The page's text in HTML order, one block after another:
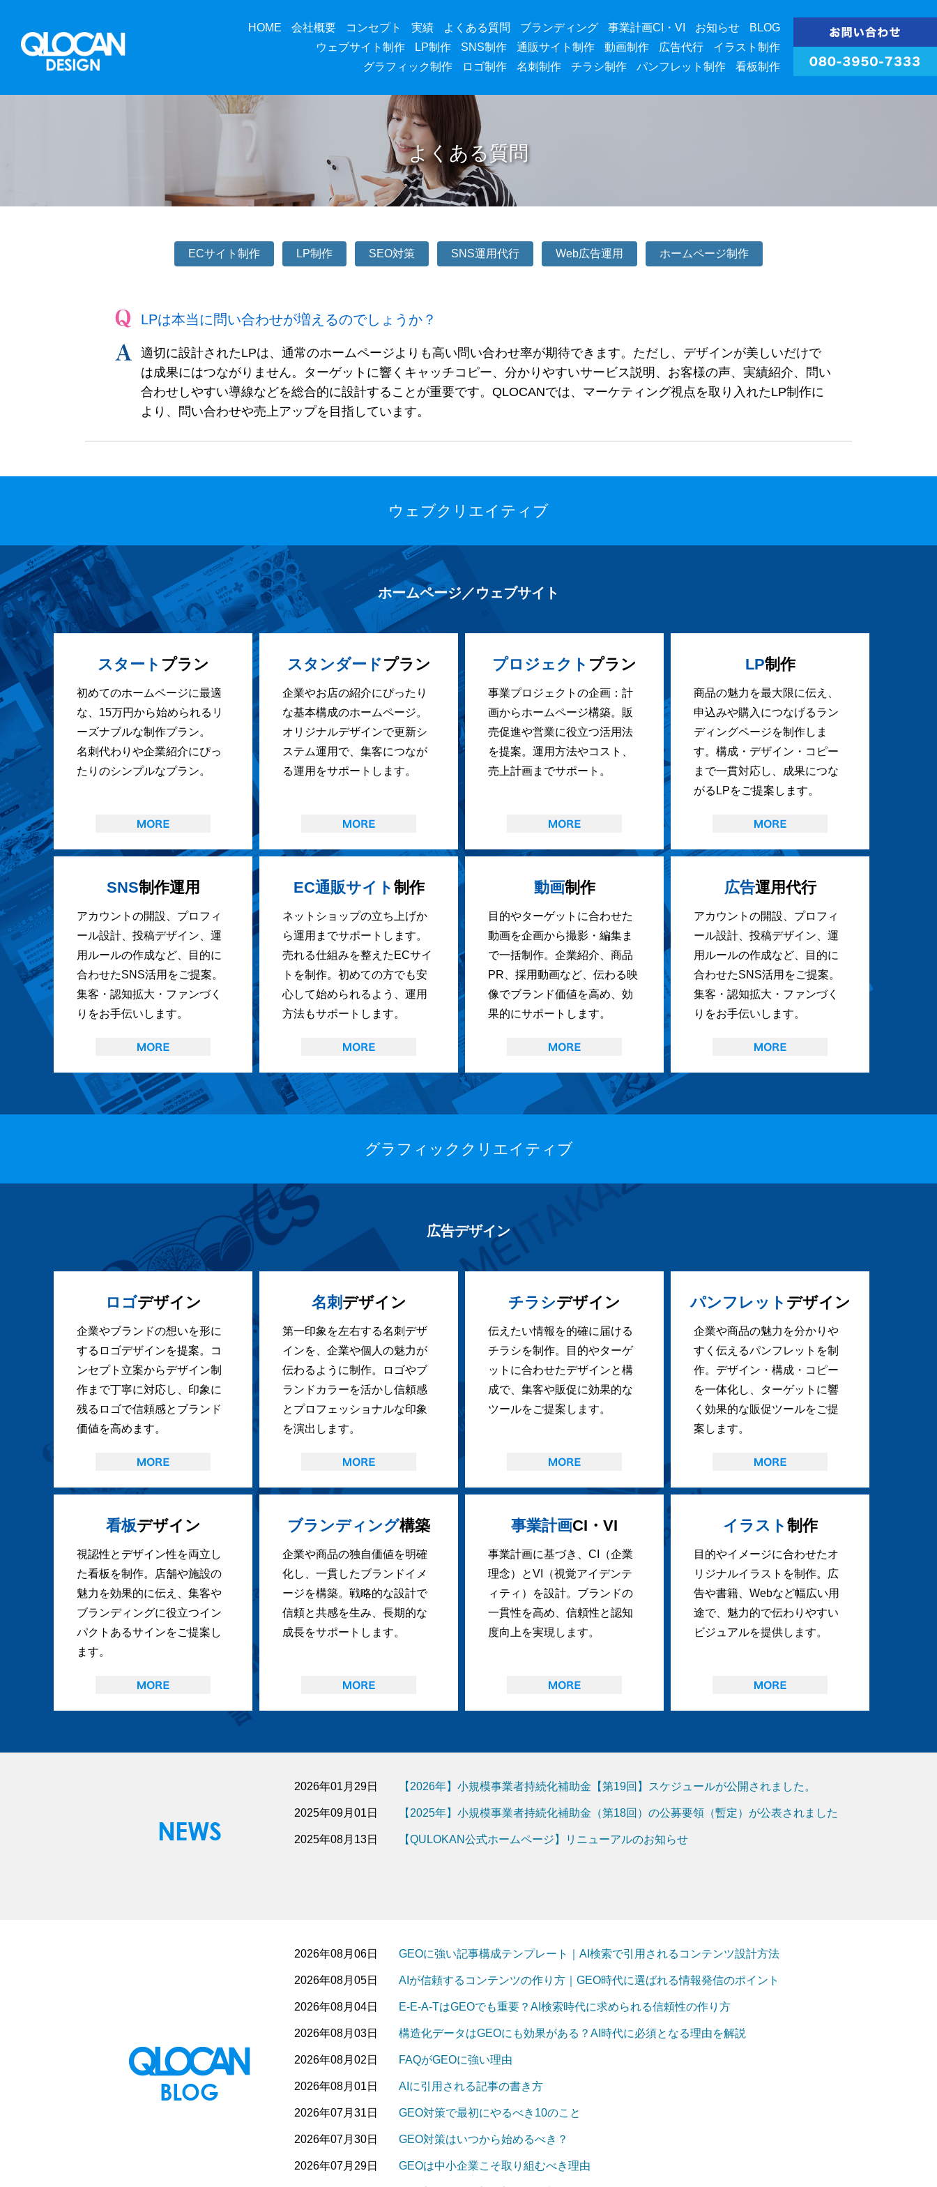
HOME 会社概要 コンセプト 実績 よくある質問 ブランディング 事業計画CI・VI お知らせ
BLOG
ウェブサイト制作
LP制作 SNS制作 通販サイト制作 動画制作 広告代行
イラスト制作
グラフィック制作
ロゴ制作 名刺制作 チラシ制作 パンフレット制作 看板制作
よくある質問
ECサイト制作 LP制作 SEO対策 SNS運用代行 Web広告運用 ホームページ制作
LPは本当に問い合わせが増えるのでしょうか？
適切に設計されたLPは、通常のホームページよりも高い問い合わせ率が期待できます。ただし、デザインが美しいだけで
は成果にはつながりません。ターゲットに響くキャッチコピー、分かりやすいサービス説明、お客様の声、実績紹介、問い
合わせしやすい導線などを総合的に設計することが重要です。QLOCANでは、マーケティング視点を取り入れたLP制作に
より、問い合わせや売上アップを目指しています。
ウェブクリエイティブ
ホームページ／ウェブサイト
スタート プラン
初めてのホームページに最適
な、15万円から始められるリ
ーズナブルな制作プラン。
名刺代わりや企業紹介にぴっ
たりのシンプルなプラン。
スタンダードプラン
企業やお店の紹介にぴったり
な基本構成のホームページ。
オリジナルデザインで更新シ
ステム運用で、集客につなが
る運用をサポートします。
プロジェクト プラン
事業プロジェクトの企画：計
画からホームページ構築。販
売促進や営業に役立つ活用法
を提案。運用方法やコスト、
売上計画までサポート。
LP制作
商品の魅力を最大限に伝え、
申込みや購入につなげるラン
ディングページを制作しま
す。構成・デザイン・コピー
まで一貫対応し、成果につな
がるLPをご提案します。
SNS制作運用
アカウントの開設、プロフィ
ール設計、投稿デザイン、運
用ルールの作成など、目的に
合わせたSNS活用をご提案。
集客・認知拡大・ファンづく
りをお手伝いします。
EC通販サイト 制作
ネットショップの立ち上げか
ら運用までサポートします。
売れる仕組みを整えたECサイ
トを制作。初めての方でも安
心して始められるよう、運用
方法もサポートします。
動画制作
目的やターゲットに合わせた
動画を企画から撮影・編集ま
で一括制作。企業紹介、商品
PR、採用動画など、伝わる映
像でブランド価値を高め、効
果的にサポートします。
広告運用代行
アカウントの開設、プロフィ
ール設計、投稿デザイン、運
用ルールの作成など、目的に
合わせたSNS活用をご提案。
集客・認知拡大・ファンづく
りをお手伝いします。
グラフィッククリエイティブ
広告デザイン
ロゴデザイン
企業やブランドの想いを形に
するロゴデザインを提案。コ
ンセプト立案からデザイン制
作まで丁寧に対応し、印象に
残るロゴで信頼感とブランド
価値を高めます。
名刺 デザイン
第一印象を左右する名刺デザ
インを、企業や個人の魅力が
伝わるように制作。ロゴやブ
ランドカラーを活かし信頼感
とプロフェッショナルな印象
を演出します。
チラシデザイン
伝えたい情報を的確に届ける
チラシを制作。目的やターゲ
ットに合わせたデザインと構
成で、集客や販促に効果的な
ツールをご提案します。
パンフレット デザイン
企業や商品の魅力を分かりや
すく伝えるパンフレットを制
作。デザイン・構成・コピー
を一体化し、ターゲットに響
く効果的な販促ツールをご提
案します。
看板デザイン
視認性とデザイン性を両立し
た看板を制作。店舗や施設の
魅力を効果的に伝え、集客や
ブランディングに役立つイン
パクトあるサインをご提案し
ます。
ブランディング構築
企業や商品の独自価値を明確
化し、一貫したブランドイメ
ージを構築。戦略的な設計で
信頼と共感を生み、長期的な
成長をサポートします。
事業計画CI・VI
事業計画に基づき、CI（企業
理念）とVI（視覚アイデンテ
ィティ）を設計。ブランドの
一貫性を高め、信頼性と認知
度向上を実現します。
イラスト 制作
目的やイメージに合わせたオ
リジナルイラストを制作。広
告や書籍、Webなど幅広い用
途で、魅力的で伝わりやすい
ビジュアルを提供します。
2026年01月29日 【2026年】小規模事業者持続化補助金【第19回】スケジュールが公開されました。
2025年09月01日 【2025年】小規模事業者持続化補助金（第18回）の公募要領（暫定）が公表されました
2025年08月13日 【QULOKAN公式ホームページ】リニューアルのお知らせ
2026年08月06日 GEOに強い記事構成テンプレート｜AI検索で引用されるコンテンツ設計方法
2026年08月05日 AIが信頼するコンテンツの作り方｜GEO時代に選ばれる情報発信のポイント
2026年08月04日 E-E-A-TはGEOでも重要？AI検索時代に求められる信頼性の作り方
2026年08月03日 構造化データはGEOにも効果がある？AI時代に必須となる理由を解説
2026年08月02日 FAQがGEOに強い理由
2026年08月01日 AIに引用される記事の書き方
2026年07月31日 GEO対策で最初にやるべき10のこと
2026年07月30日 GEO対策はいつから始めるべき？
2026年07月29日 GEOは中小企業こそ取り組むべき理由